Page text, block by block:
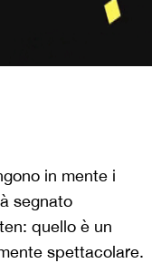
in mente i
segnato
quello è un
spettacolare.